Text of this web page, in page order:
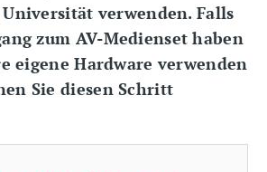
verwenden. Falls
zum AV-Medienset haben
eigene Hardware verwenden
Sie diesen Schritt